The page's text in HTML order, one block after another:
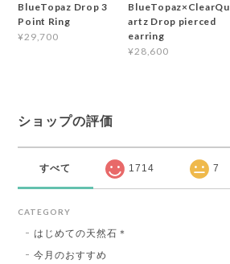
BlueTopaz Drop 3
Point Ring
¥29,700
BlueTopaz×ClearQu
artz Drop pierced
earring
¥28,600
ショップの評価
すべて 1714 7
CATEGORY
はじめての天然石＊
今月のおすすめ